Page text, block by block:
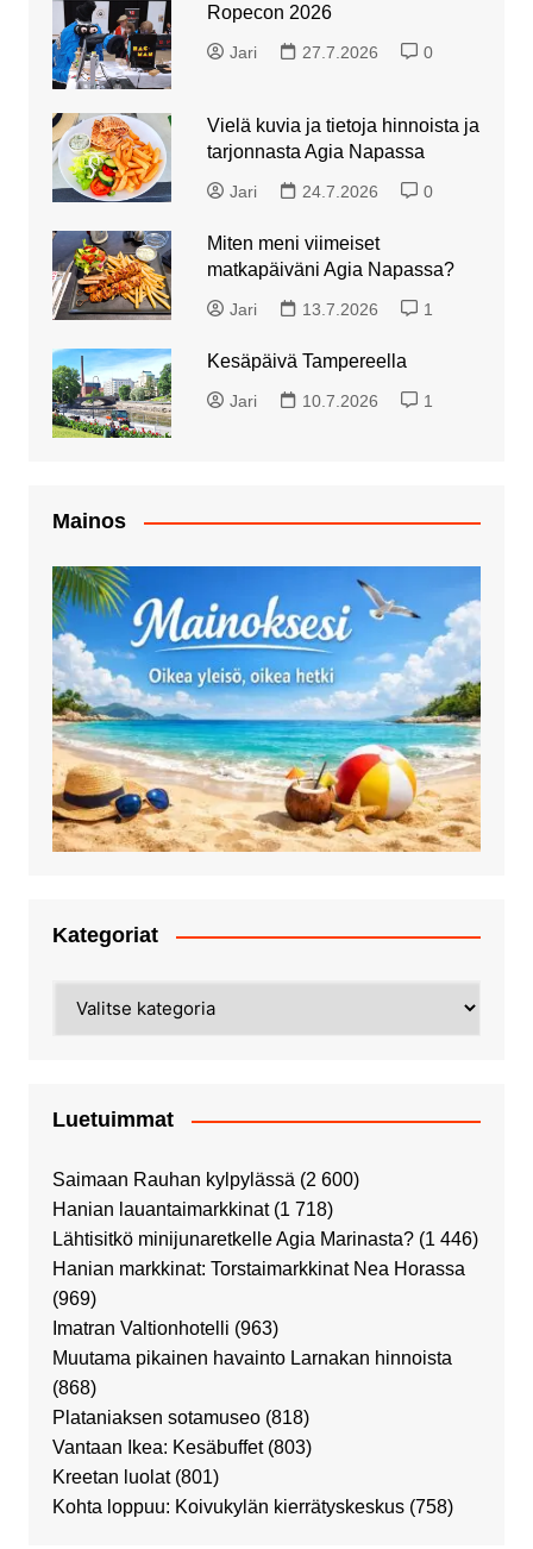
Ropecon 2026
Jari 27.7.2026 0
Vielä kuvia ja tietoja hinnoista ja
tarjonnasta Agia Napassa
Jari 24.7.2026 0
Miten meni viimeiset
matkapäiväni Agia Napassa?
Jari 13.7.2026 1
Kesäpäivä Tampereella
Jari 10.7.2026 1
Mainos
Kategoriat
Luetuimmat
Saimaan Rauhan kylpylässä (2 600)
Hanian lauantaimarkkinat (1 718)
Lähtisitkö minijunaretkelle Agia Marinasta? (1 446)
Hanian markkinat: Torstaimarkkinat Nea Horassa
(969)
Imatran Valtionhotelli (963)
Muutama pikainen havainto Larnakan hinnoista
(868)
Plataniaksen sotamuseo (818)
Vantaan Ikea: Kesäbuffet (803)
Kreetan luolat (801)
Kohta loppuu: Koivukylän kierrätyskeskus (758)